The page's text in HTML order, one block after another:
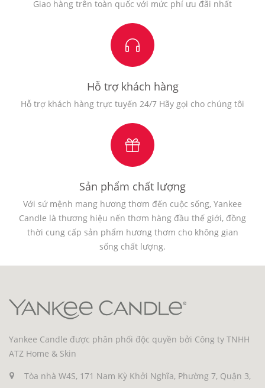
Giao hàng trên toàn quốc với mức phí ưu đãi nhất
Hỗ trợ khách hàng
Hỗ trợ khách hàng trực tuyến 24/7 Hãy gọi cho chúng tôi
Sản phẩm chất lượng
Với sứ mệnh mang hương thơm đến cuộc sống, Yankee
Candle là thương hiệu nến thơm hàng đầu thế giới, đồng
thời cung cấp sản phẩm hương thơm cho không gian
sống chất lượng.
Yankee Candle được phân phối độc quyền bởi Công ty TNHH
ATZ Home & Skin
Tòa nhà W4S, 171 Nam Kỳ Khởi Nghĩa, Phường 7, Quận 3,